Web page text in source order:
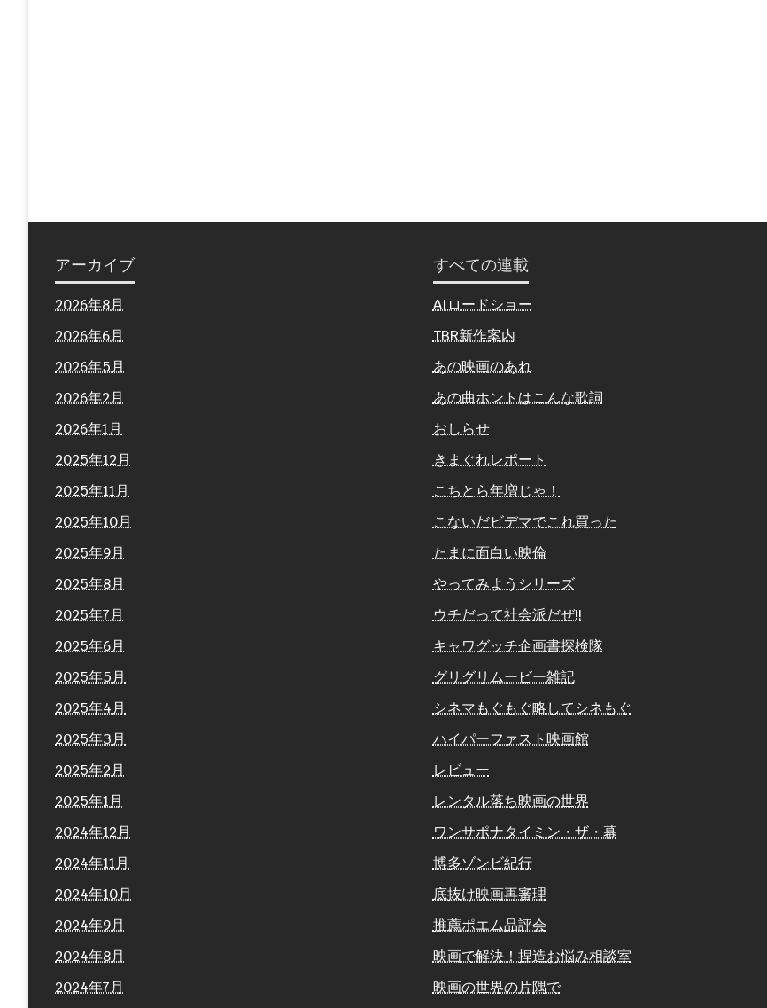
アーカイブ
2026年8月
2026年6月
2026年5月
2026年2月
2026年1月
2025年12月
2025年11月
2025年10月
2025年9月
2025年8月
2025年7月
2025年6月
2025年5月
2025年4月
2025年3月
2025年2月
2025年1月
2024年12月
2024年11月
2024年10月
2024年9月
2024年8月
2024年7月
すべての連載
AIロードショー
TBR新作案内
あの映画のあれ
あの曲ホントはこんな歌詞
おしらせ
きまぐれレポート
こちとら年増じゃ！
こないだビデマでこれ買った
たまに面白い映倫
やってみようシリーズ
ウチだって社会派だぜ!!
キャワグッチ企画書探検隊
グリグリムービー雑記
シネマもぐもぐ略してシネもぐ
ハイパーファスト映画館
レビュー
レンタル落ち映画の世界
ワンサポナタイミン・ザ・幕
博多ゾンビ紀行
底抜け映画再審理
推薦ポエム品評会
映画で解決！捏造お悩み相談室
映画の世界の片隅で